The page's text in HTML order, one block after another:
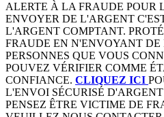
ALERTE À LA FRAUDE POUR
ENVOYER DE L'ARGENT
L'ARGENT COMPTANT.
FRAUDE EN N'ENVOYANT
PERSONNES QUE VOUS
POUVEZ VÉRIFIER COMME
CONFIANCE. CLIQUEZ ICI
L'ENVOI SÉCURISÉ
PENSEZ ÊTRE VICTIME DE